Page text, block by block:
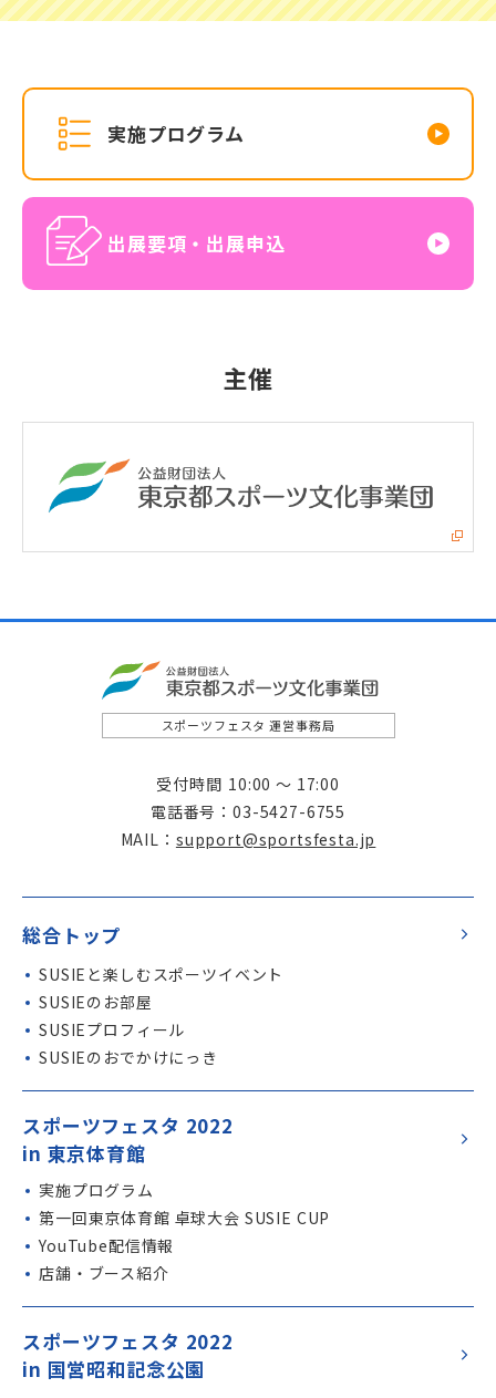
実施プログラム
出展要項・出展申込
主催
スポーツフェスタ 運営事務局
受付時間 10:00 ～ 17:00
電話番号
03-5427-6755
MAIL
support@sportsfesta.jp
総合トップ
SUSIE と楽しむスポーツイベント
SUSIEのお部屋
SUSIEプロフィール
SUSIEのおでかけにっき
スポーツフェスタ 2022
in 東京体育館
実施プログラム
第一回東京体育館 卓球大会 SUSIE CUP
YouTube配信情報
店舗・ブース紹介
スポーツフェスタ 2022
in 国営昭和記念公園